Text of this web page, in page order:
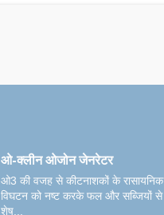
ओ-क्लीन ओजोन जेनरेटर
ओ3 की वजह से कीटनाशकों के रासायनिक
विघटन को नष्ट करके फल और सब्जियों से
शेष...